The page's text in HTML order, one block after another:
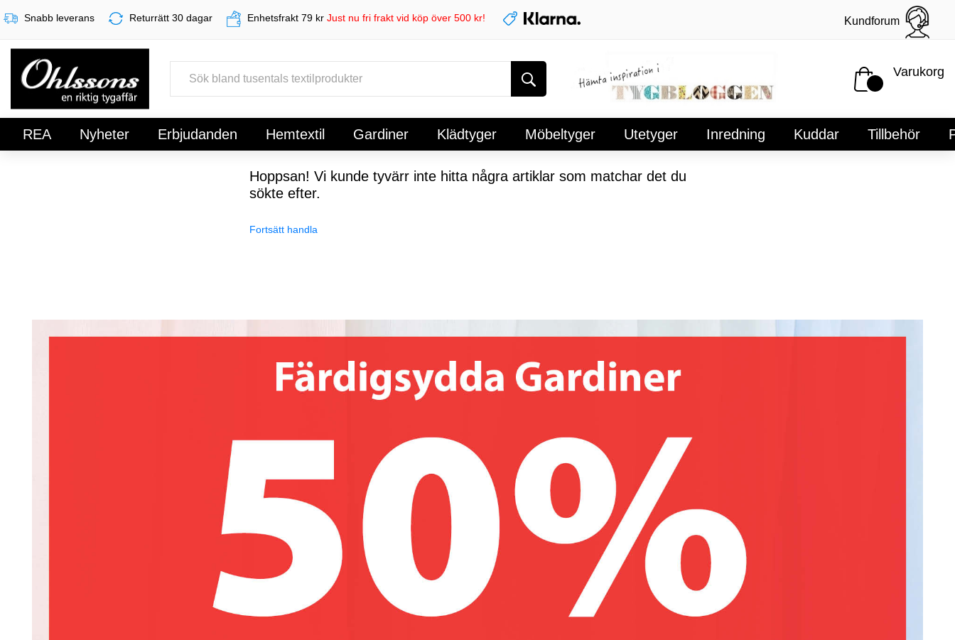
Snabb leverans Returrätt 30 dagar Enhetsfrakt 79 kr Just nu fri frakt vid köp över 500 kr! Kundforum
Varukorg
REA Nyheter Erbjudanden Hemtextil Gardiner Klädtyger Möbeltyger Utetyger Inredning Kuddar Tillbehör
Hoppsan! Vi kunde tyvärr inte hitta några artiklar som matchar det du
sökte efter.
Fortsätt handla